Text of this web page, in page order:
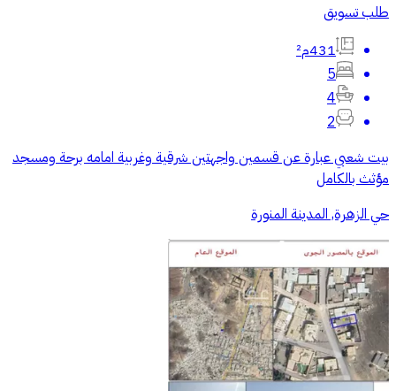
طلب تسويق
431م²
5
4
2
بيت شعبي عبارة عن قسمين واجهتين شرقية وغربية امامه برحة ومسجد
مؤثث بالكامل
حي الزهرة, المدينة المنورة